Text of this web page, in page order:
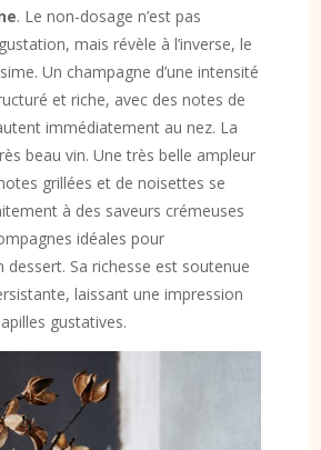
. Le non-dosage n’est pas
mais révèle à l’inverse, le
Un champagne d’une intensité
et riche, avec des notes de
immédiatement au nez. La
beau vin. Une très belle ampleur
grillées et de noisettes se
à des saveurs crémeuses
idéales pour
dessert. Sa richesse est soutenue
laissant une impression
gustatives.